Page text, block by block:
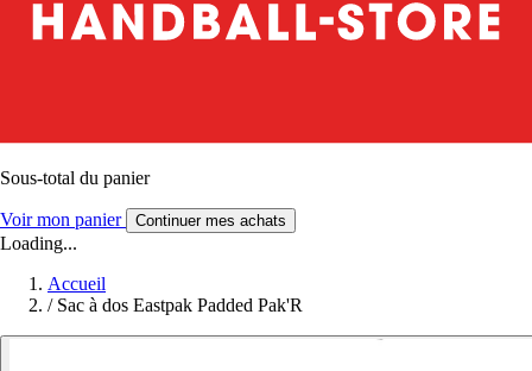
Sous-total du panier
Voir mon panier Continuer mes achats
Loading...
Accueil
/ Sac à dos Eastpak Padded Pak'R